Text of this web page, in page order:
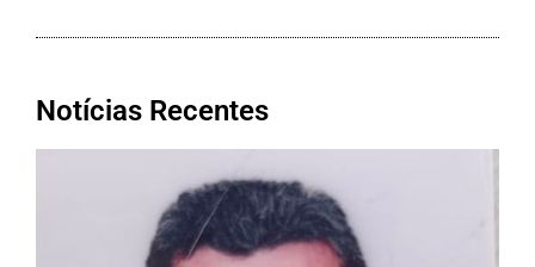
Notícias Recentes